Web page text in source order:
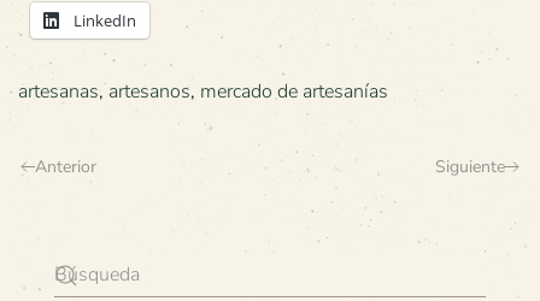
LinkedIn
artesanas,artesanos, mercado de artesanías
Anterior Siguiente